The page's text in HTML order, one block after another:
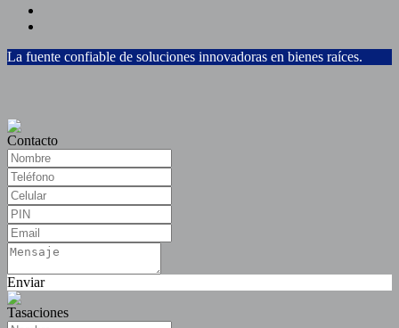
La fuente confiable de soluciones innovadoras en bienes raíces.
Contacto
Enviar
Tasaciones